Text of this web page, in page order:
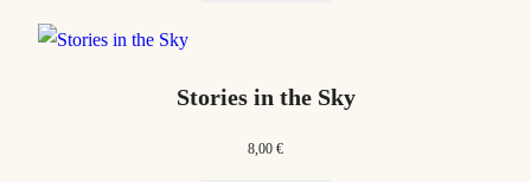
Stories in the Sky
8,00 €